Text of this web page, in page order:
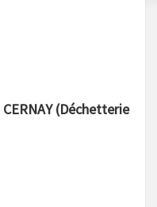
(Déchetterie